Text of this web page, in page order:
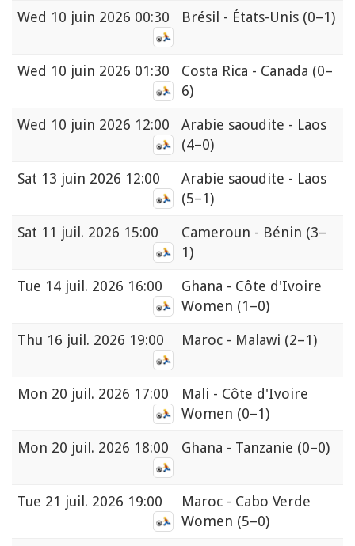
Wed 10 juin 2026 00:30 Brésil - États-Unis (0–1)
Wed 10 juin 2026 01:30 Costa Rica - Canada (0–
6)
Wed 10 juin 2026 12:00
Arabie saoudite - Laos
(4–0)
Sat 13 juin 2026 12:00
Arabie saoudite - Laos
(5–1)
Sat 11 juil. 2026 15:00 Cameroun - Bénin (3–
1)
Tue 14 juil. 2026 16:00
Ghana - Côte d'Ivoire
Women (1–0)
Thu 16 juil. 2026 19:00 Maroc - Malawi (2–1)
Mon 20 juil. 2026 17:00
Mali - Côte d'Ivoire
Women (0–1)
Mon 20 juil. 2026 18:00 Ghana - Tanzanie (0–0)
Tue 21 juil. 2026 19:00
Maroc - Cabo Verde
Women (5–0)